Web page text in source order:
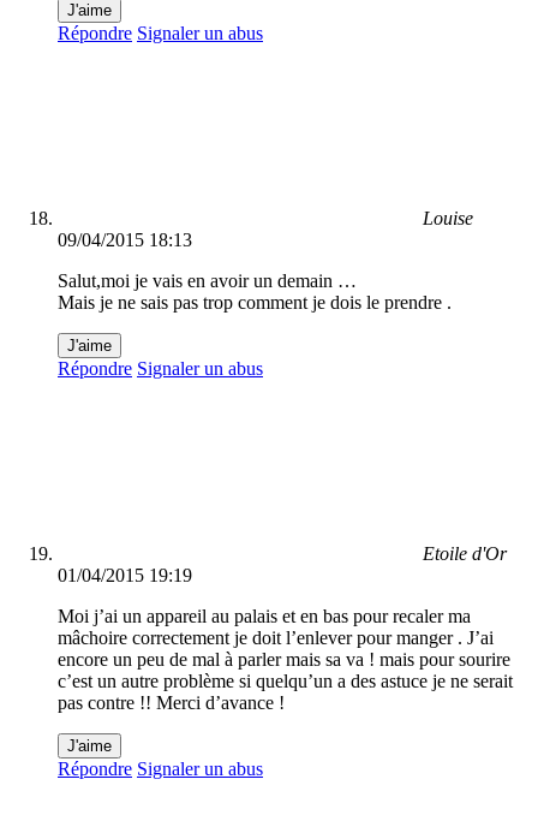
J'aime
Répondre Signaler un abus
Louise
09/04/2015 18:13
Salut,moi je vais en avoir un demain …
Mais je ne sais pas trop comment je dois le prendre .
J'aime
Répondre Signaler un abus
Etoile d'Or
01/04/2015 19:19
Moi j’ai un appareil au palais et en bas pour recaler ma
mâchoire correctement je doit l’enlever pour manger . J’ai
encore un peu de mal à parler mais sa va ! mais pour sourire
c’est un autre problème si quelqu’un a des astuce je ne serait
pas contre !! Merci d’avance !
J'aime
Répondre Signaler un abus